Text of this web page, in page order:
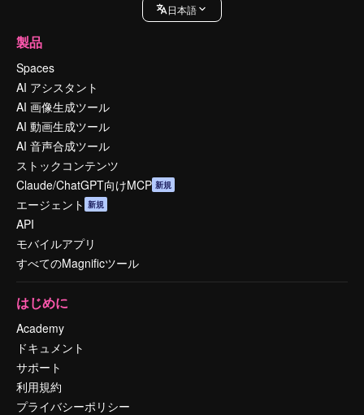
日本語
製品
Spaces
AI アシスタント
AI 画像生成ツール
AI 動画生成ツール
AI 音声合成ツール
ストックコンテンツ
Claude/ChatGPT向けMCP 新規
エージェント 新規
API
モバイルアプリ
すべてのMagnificツール
はじめに
Academy
ドキュメント
サポート
利用規約
プライバシーポリシー